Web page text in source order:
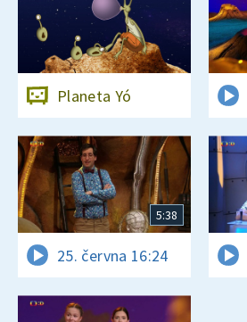
Planeta Yó
5:38
25. června 16:24